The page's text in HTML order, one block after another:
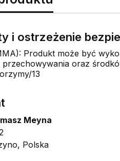
i ostrzeżenie
Produkt może być
oraz
13
Meyna
Polska